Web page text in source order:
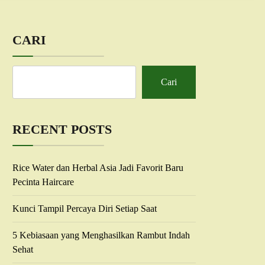
CARI
Cari
RECENT POSTS
Rice Water dan Herbal Asia Jadi Favorit Baru
Pecinta Haircare
Kunci Tampil Percaya Diri Setiap Saat
5 Kebiasaan yang Menghasilkan Rambut Indah
Sehat